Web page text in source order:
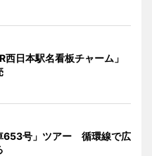
西日本駅名看板チャーム」
653号」ツアー 循環線で広